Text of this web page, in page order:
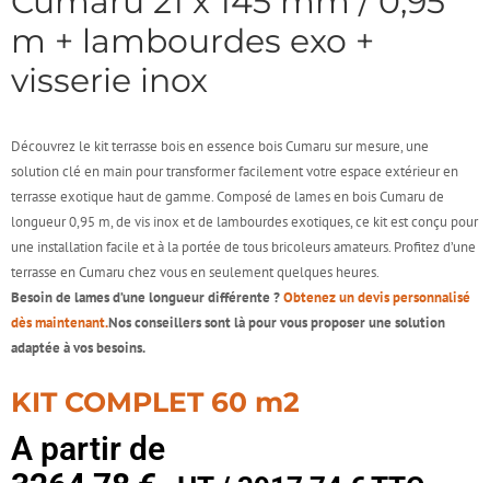
m + lambourdes exo +
visserie inox
Découvrez le kit terrasse bois en essence bois Cumaru sur mesure, une
solution clé en main pour transformer facilement votre espace extérieur en
terrasse exotique haut de gamme. Composé de lames en bois Cumaru de
longueur 0,95 m, de vis inox et de lambourdes exotiques, ce kit est conçu pour
une installation facile et à la portée de tous bricoleurs amateurs. Profitez d’une
terrasse en Cumaru chez vous en seulement quelques heures.
Besoin de lames d’une longueur différente ?Obtenez un devis personnalisé
dès maintenant.Nos conseillers sont là pour vous proposer une solution
adaptée à vos besoins.
KIT COMPLET 60 m2
A partir de